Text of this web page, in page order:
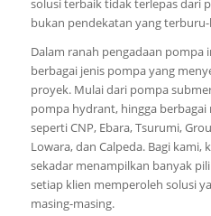
solusi terbaik tidak terlepas dari
bukan pendekatan yang
Dalam ranah pengadaan
berbagai jenis pompa yang
proyek. Mulai dari pompa
pompa hydrant, hingga
seperti CNP, Ebara, Tsurumi,
Lowara, dan Calpeda. Bagi
sekadar menampilkan banyak
setiap klien memperoleh solusi
masing-masing.